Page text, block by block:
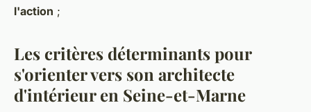
l'action ;
Les critères déterminants pour
s'orienter vers son architecte
d'intérieur en Seine-et-Marne